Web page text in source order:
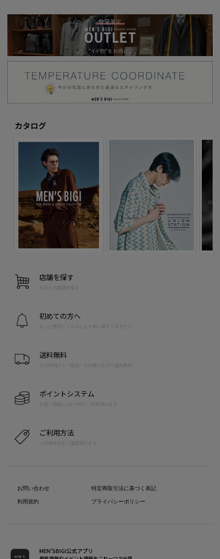
カタログ
店舗を探す
お近くの店舗を探す
初めての方へ
もっと便利に！たのしむために覚えておきたい
送料無料
10,000円以上（税込）のお買い上げで送料無料
ポイントシステム
お買い物毎に1pt=1円でご利用頂けます
ご利用方法
ご利用方法をご確認頂けます
お問い合わせ
利用規約
特定商取引法に基づく表記
プライバシーポリシー
MEN’SBIGI公式アプリ